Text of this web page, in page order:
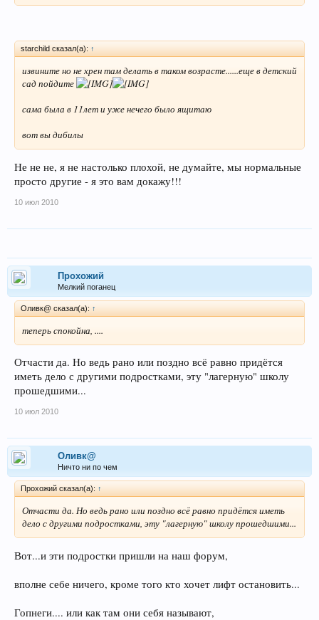
starchild сказал(а): ↑
извините но не хрен там делать в таком возрасте......еще в детский
сад пойдите
сама была в 11лет и уже нечего было ящитаю
вот вы дибилы
Не не не, я не настолько плохой, не думайте, мы нормальные
просто другие - я это вам докажу!!!
10 июл 2010
Прохожий
Мелкий поганец
Оливк@ сказал(а): ↑
теперь спокойна, ....
Отчасти да. Но ведь рано или поздно всё равно придётся
иметь дело с другими подростками, эту "лагерную" школу
прошедшими...
10 июл 2010
Оливк@
Ничто ни по чем
Прохожий сказал(а): ↑
Отчасти да. Но ведь рано или поздно всё равно придётся иметь
дело с другими подростками, эту "лагерную" школу прошедшими...
Вот...и эти подростки пришли на наш форум,
вполне себе ничего, кроме того кто хочет лифт остановить...
Гопнеги.... или как там они себя называют,